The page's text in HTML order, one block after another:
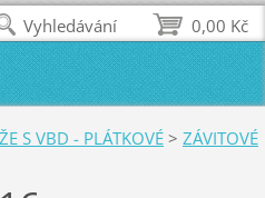
S VBD - PLÁTKOVÉ > ZÁVITOVÉ
0,00 Kč
Vyhledávání